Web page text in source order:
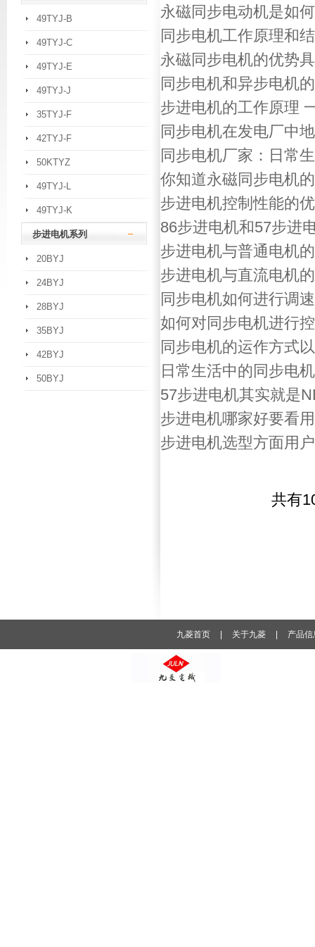
49TYJ-B
49TYJ-C
49TYJ-E
49TYJ-J
35TYJ-F
42TYJ-F
50KTYZ
49TYJ-L
49TYJ-K
步进电机系列
20BYJ
24BYJ
28BYJ
35BYJ
42BYJ
50BYJ
永磁同步电动机是如
同步电机工作原理和
永磁同步电机的优势
同步电机和异步电机
步进电机的工作原理
同步电机在发电厂中
同步电机厂家：日常
你知道永磁同步电机
步进电机控制性能的
86步进电机和57步进
步进电机与普通电机
步进电机与直流电机
同步电机如何进行调速
如何对同步电机进行
同步电机的运作方式
日常生活中的同步电
57步进电机其实就是
步进电机哪家好要看
步进电机选型方面用
共有
九菱首页 关于九菱 产品信